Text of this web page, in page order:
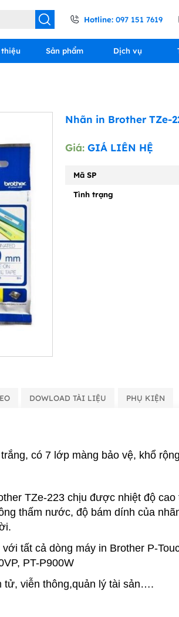
Hotline: 097 151 7619
Sản phẩm Dịch vụ
Nhãn in Brother TZe-
Giá:GIÁ LIÊN HỆ
Mã SP
Tình trạng
DOWLOAD TÀI LIỆU PHỤ KIỆN
có 7 lớp màng bảo vệ, khổ
TZe-223 chịu được nhiệt độ
thấm nước, độ bám dính của
tất cả dòng máy in Brother P-
PT-P900W
tử, viễn thông,quản lý tài sản….